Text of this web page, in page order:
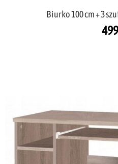
Biurko 100 cm + 3
499